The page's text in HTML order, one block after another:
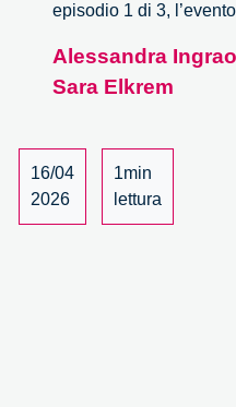
episodio 1 di 3,
Alessandra Ingrao
Sara Elkrem
16/04
2026
1min
lettura